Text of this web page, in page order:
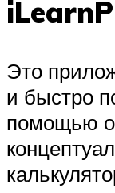
Это
и быстро
помощью